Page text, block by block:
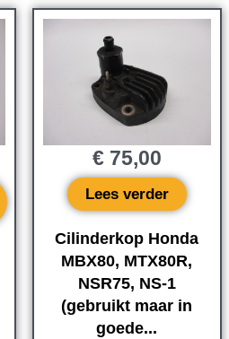
Cilinderkop Honda
MBX80, MTX80R,
NSR75, NS-1
(gebruikt maar in
goede...
€75,00
Lees verder